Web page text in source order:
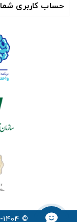
حساب کاربری شما
© ۱۴۰۴- هوشمند راهکار سلامت آسیا ™